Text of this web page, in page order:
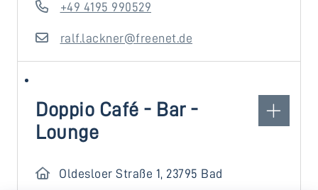
+49 4195 990529
ralf.lackner@freenet.de
Doppio Café - Bar -
Lounge
Oldesloer Straße 1, 23795 Bad